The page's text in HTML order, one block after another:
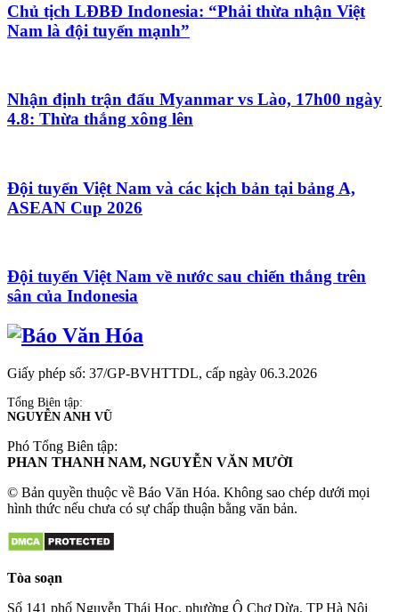
Chủ tịch LĐBĐ Indonesia: “Phải thừa nhận Việt
Nam là đội tuyển mạnh”
Nhận định trận đấu Myanmar vs Lào, 17h00 ngày
4.8: Thừa thắng xông lên
Đội tuyển Việt Nam và các kịch bản tại bảng A,
ASEAN Cup 2026
Đội tuyển Việt Nam về nước sau chiến thắng trên
sân của Indonesia
Giấy phép số: 37/GP-BVHTTDL, cấp ngày 06.3.2026
Tổng Biên tập:
NGUYỄN ANH VŨ
Phó Tổng Biên tập:
PHAN THANH NAM, NGUYỄN VĂN MƯỜI
© Bản quyền thuộc về Báo Văn Hóa. Không sao chép dưới mọi
hình thức nếu chưa có sự chấp thuận bằng văn bản.
Tòa soạn
Số 141 phố Nguyễn Thái Học, phường Ô Chợ Dừa, TP Hà Nội